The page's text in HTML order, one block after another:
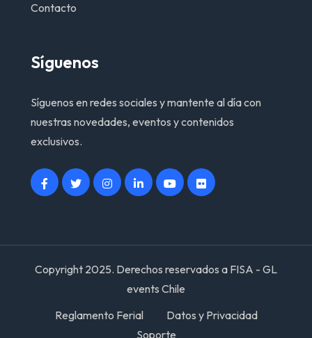
Contacto
Síguenos
Síguenos en redes sociales y mantente al día con
nuestras novedades, eventos y contenidos
exclusivos.
Copyright 2025. Derechos reservados a FISA - GL
events Chile
Reglamento Ferial
Datos y Privacidad
Soporte